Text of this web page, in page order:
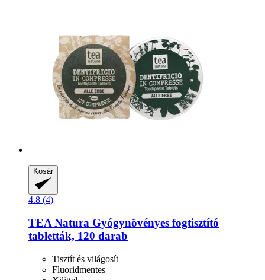
Kosár
4.8 (4)
TEA Natura Gyógynövényes fogtisztító
tabletták, 120 darab
Tisztít és világosít
Fluoridmentes